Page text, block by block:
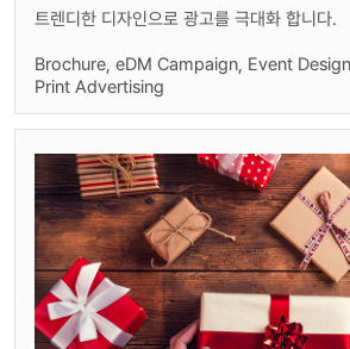
트렌디한 디자인으로 광고를 극대화 합니다.
Brochure, eDM Campaign, Event
Print Advertising